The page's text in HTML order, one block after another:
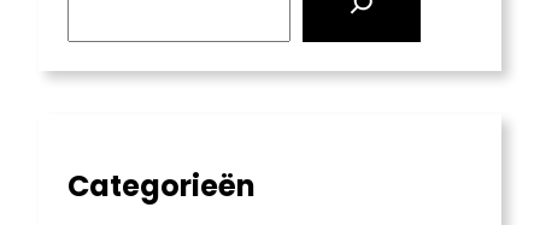
Categorieën